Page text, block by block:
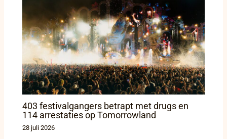
403 festivalgangers betrapt met drugs en
114 arrestaties op Tomorrowland
28 juli 2026